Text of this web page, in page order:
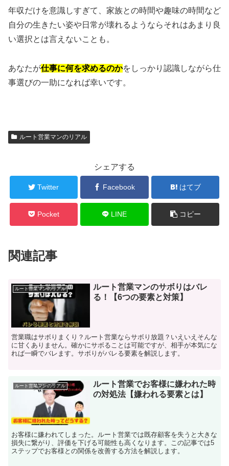
年収だけを意識しすぎて、家族との時間や趣味の時間など
自分の生きたい姿や日常が壊れるようならそれはあまり良
い選択とは言えないことも。
あなたが仕事に何を求めるのかをしっかり認識しながら仕
事選びの一助になれば幸いです。
ルート営業マンのリアル
シェアする
Twitter Facebook はてブ
Pocket LINE コピー
関連記事
ルート営業マンのリアル
ルート営業マンのサボりはバレ
る！【6つの要素と対策】
営業職はサボりまくり？ルート営業ならサボり放題？いえいえそんな
に甘くありません。確かにサボることは可能ですが、相手が本気にな
れば一瞬でバレます。サボりがバレる要素を解説します。
ルート営業マンのリアル
ルート営業でお客様に嫌われた時
の対処法【嫌われる要素とは】
お客様に嫌われてしまった。ルート営業では既存顧客を失うと大きな
損失に繋がり、評価を下げる可能性も高くなります。この記事では5
ステップでお客様との関係を改善する方法を解説します。